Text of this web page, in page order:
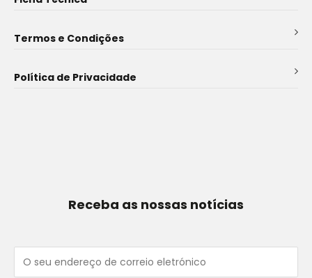
Termos e Condições
Política de Privacidade
Receba as nossas notícias